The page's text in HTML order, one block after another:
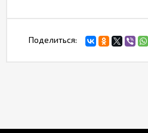
Поделиться: